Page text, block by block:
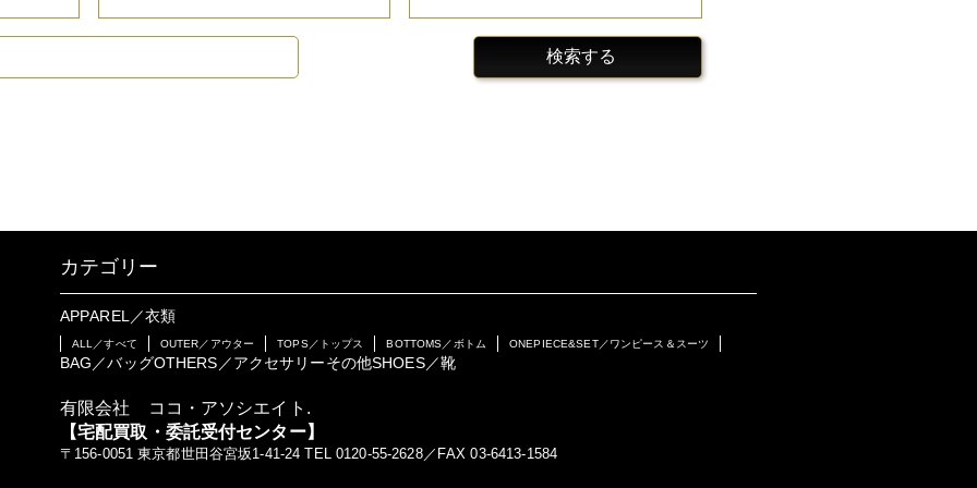
検索する
カテゴリー
APPAREL／衣類
ALL／すべて OUTER／アウター TOPS／トップス BOTTOMS／ボトム ONEPIECE&SET／ワンピース＆スーツ
BAG／バッグOTHERS／アクセサリーその他SHOES／靴
有限会社 ココ・アソシエイト.
【宅配買取・委託受付センター】
〒156-0051 東京都世田谷宮坂1-41-24 TEL 0120-55-2628／FAX 03-6413-1584